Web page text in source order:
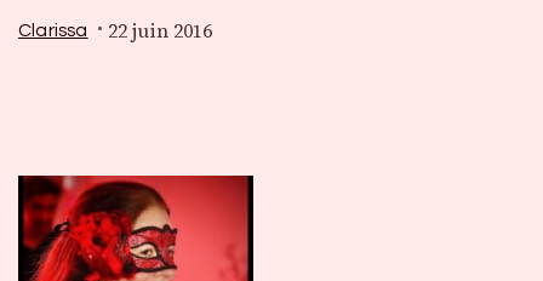
Clarissa 22 juin 2016